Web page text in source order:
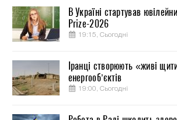
В Україні стартував
Prize-2026
19:15, Сьогодні
Іранці створюють «живі
енергооб’єктів
19:00, Сьогодні